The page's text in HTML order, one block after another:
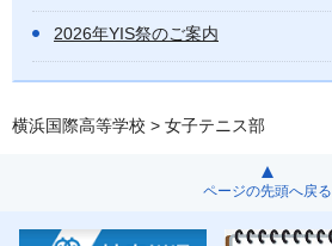
2026年YIS祭のご案内
横浜国際高等学校 > 女子テニス部
ページの先頭へ戻る